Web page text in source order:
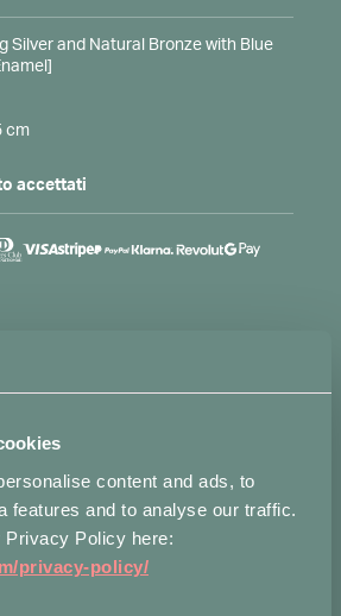
content and ads, to
features and to analyse our traffic.
Privacy Policy here:
privacy-policy/
Silver and Natural Bronze with Blue
cm
accettati